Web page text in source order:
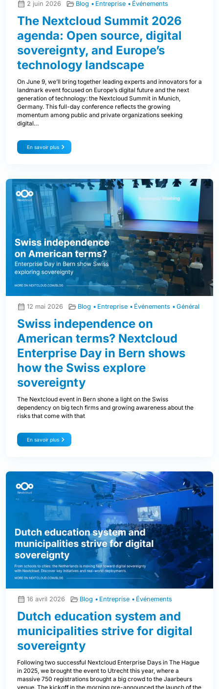
2 juin 2026 Blog Entreprise Événements
The Nextcloud Summit 2026
agenda: Open source, digital
sovereignty, and Europe’s
technology landscape
On June 9, we’ll bring together leading experts and innovators for a
landmark event focused on Europe’s digital future and the next
generation of technology: the Nextcloud Summit in Munich,
Germany. This full-day conference reflects the growing
momentum among public and private organizations seeking
digital…
En savoir plus
12 mai 2026 Blog Entreprise Événements Général
Swiss independence on
American terms? Nextcloud
Enterprise Day in Bern shows
how the Swiss explore
sovereignty
The Nextcloud event in Bern shone a light on the Swiss
dependency on big tech firms and growing awareness about the
risks that come with that
En savoir plus
16 avril 2026 Blog Entreprise Événements
Dutch education system and
municipalities strive for digital
sovereignty
Following two successful Nextcloud Enterprise Days in The Hague
in 2025, we brought the event to Utrecht this year, where a
massive 750 registrations brought a big crowd to the Jaarbeurs
venue. The kickoff in the morning pre-announced the launch of the